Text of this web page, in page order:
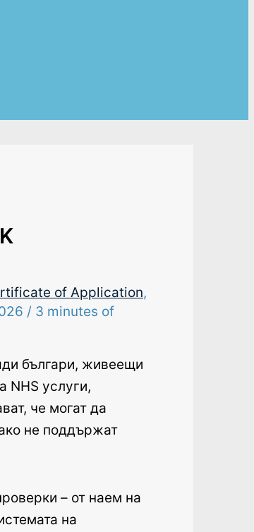
of Application,
/ 3 minutes of
българи, живеещи
NHS услуги,
че могат да
не поддържат
– от наем на
на